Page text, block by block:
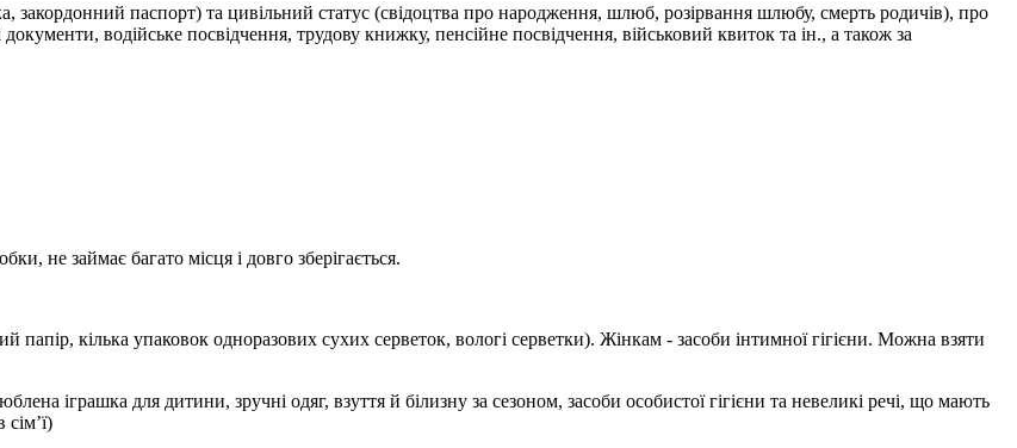
закордонний паспорт) та цивільний статус (свідоцтва про народження, шлюб, розірвання шлюбу, смерть родичів), про
водійське посвідчення, трудову книжку, пенсійне посвідчення, військовий квиток та ін., а також за
не займає багато місця і довго зберігається.
папір, кілька упаковок одноразових сухих серветок, вологі серветки). Жінкам - засоби інтимної гігієни. Можна взяти
іграшка для дитини, зручні одяг, взуття й білизну за сезоном, засоби особистої гігієни та невеликі речі, що мають